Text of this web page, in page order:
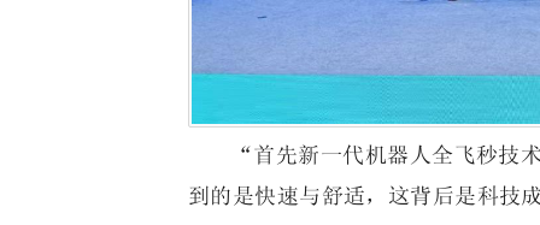
“首先新一代机器人全飞秒技
到的是快速与舒适，这背后是科技